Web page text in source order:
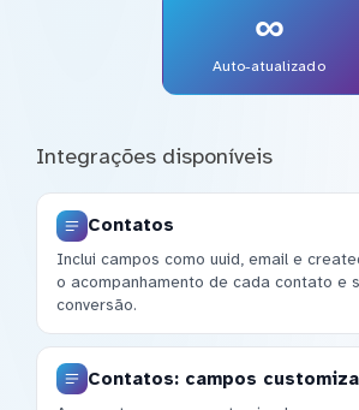
∞
Auto-atualizado
Integrações disponíveis
Contatos
Inclui campos como uuid, email e
o acompanhamento de cada contato e
conversão.
Contatos: campos